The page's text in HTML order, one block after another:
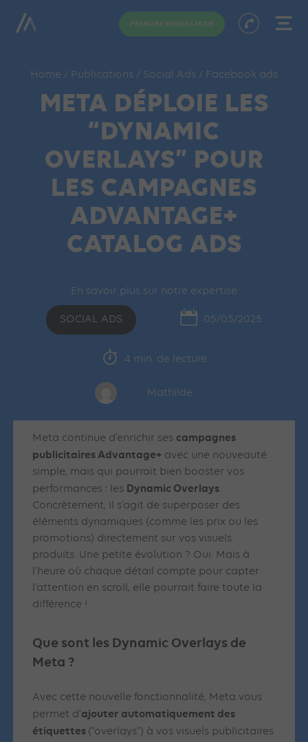
PRENDRE RENDEZ-VOUS
Home / Publications / Social Ads / Facebook ads
META DÉPLOIE LES
“DYNAMIC
OVERLAYS” POUR
LES CAMPAGNES
ADVANTAGE+
CATALOG ADS
En savoir plus sur notre expertise
SOCIAL ADS 05/05/2025
4 min. de lecture
Mathilde
Meta continue d’enrichir ses campagnes
publicitaires Advantage+ avec une nouveauté
simple, mais qui pourrait bien booster vos
performances : les Dynamic Overlays.
Concrètement, il s’agit de superposer des
éléments dynamiques (comme les prix ou les
promotions) directement sur vos visuels
produits. Une petite évolution ? Oui. Mais à
l’heure où chaque détail compte pour capter
l’attention en scroll, elle pourrait faire toute la
différence !
Que sont les Dynamic Overlays de
Meta ?
Avec cette nouvelle fonctionnalité, Meta vous
permet d’ajouter automatiquement des
étiquettes (“overlays”) à vos visuels publicitaires